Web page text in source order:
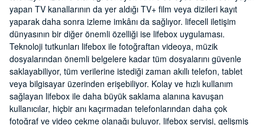
yapan TV kanallarının da yer aldığı TV+ film veya dizileri kayıt
yaparak daha sonra izleme imkânı da sağlıyor. lifecell iletişim
dünyasının bir diğer önemli özelliği ise lifebox uygulaması.
Teknoloji tutkunları lifebox ile fotoğraftan videoya, müzik
dosyalarından önemli belgelere kadar tüm dosyalarını güvenle
saklayabiliyor, tüm verilerine istediği zaman akıllı telefon, tablet
veya bilgisayar üzerinden erişebiliyor. Kolay ve hızlı kullanım
sağlayan lifebox ile daha büyük saklama alanına kavuşan
kullanıcılar, hiçbir anı kaçırmadan telefonlarından daha çok
fotoğraf ve video çekme olanağı buluyor. lifebox servisi, gelişmiş